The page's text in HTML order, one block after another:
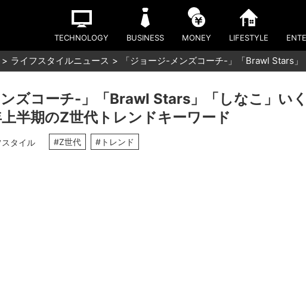
TECHNOLOGY BUSINESS MONEY LIFESTYLE
ライフスタイルニュース 「ジョージ-メンズコーチ-」「Brawl Stars
ンズコーチ-」「Brawl Stars」「しなこ」い
半期のZ世代トレンドキーワード
スタイル #Z世代 #トレンド